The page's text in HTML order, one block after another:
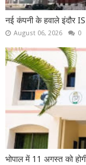
नई कंपनी के हवाले इंदौर
August 06, 2026 0
भोपाल में 11 अगस्त को